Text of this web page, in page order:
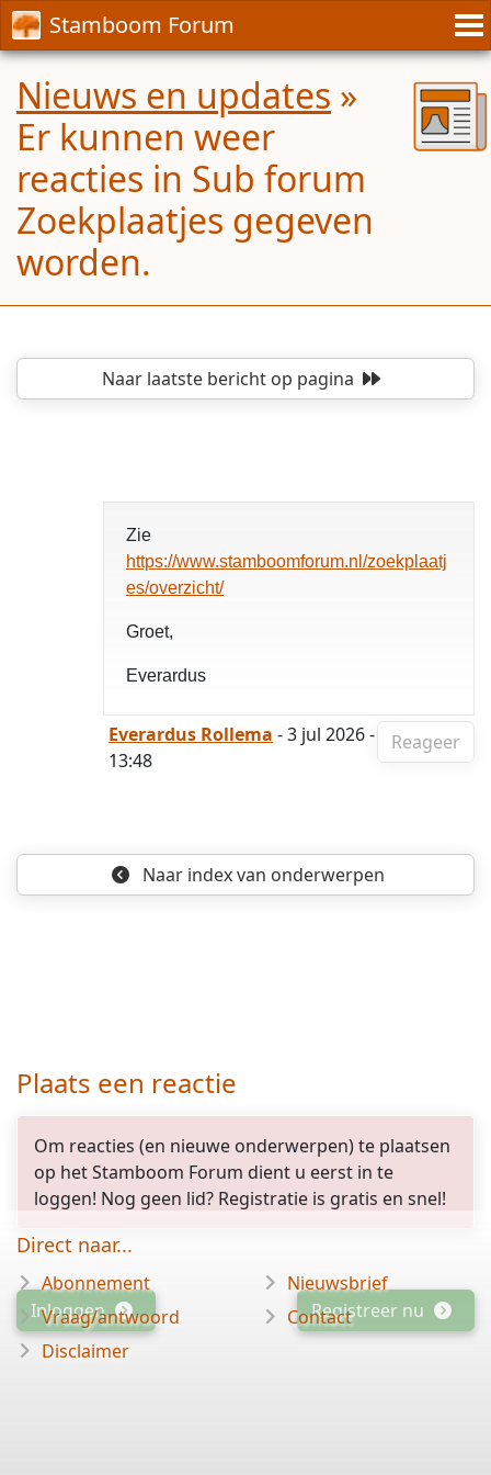
Stamboom Forum
Nieuws en updates »
Er kunnen weer
reacties in Sub forum
Zoekplaatjes gegeven
worden.
Naar laatste berichtop pagina
Zie
https://www.stamboomforum.nl/zoekplaatj
es/overzicht/
Groet,
Everardus
Reageer
Everardus Rollema - 3 jul 2026 -
13:48
Naar indexvan onderwerpen
Plaats een reactie
Om reacties (en nieuwe onderwerpen) te plaatsen
op het Stamboom Forum dient u eerst in te
loggen! Nog geen lid? Registratie is gratis en snel!
Inloggen Registreer nu
Direct naar...
Abonnement
Vraag/antwoord
Disclaimer
Nieuwsbrief
Contact